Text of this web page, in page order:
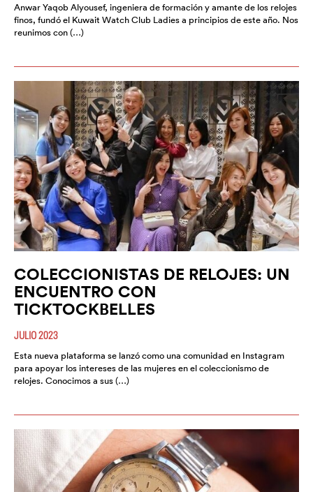
Anwar Yaqob Alyousef, ingeniera de formación y amante de los relojes
finos, fundó el Kuwait Watch Club Ladies a principios de este año. Nos
reunimos con (…)
COLECCIONISTAS DE RELOJES: UN
ENCUENTRO CON
TICKTOCKBELLES
JULIO 2023
Esta nueva plataforma se lanzó como una comunidad en Instagram
para apoyar los intereses de las mujeres en el coleccionismo de
relojes. Conocimos a sus (…)